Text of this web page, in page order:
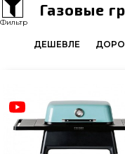
Газовые
ДЕШЕВЛЕ
Фильтр